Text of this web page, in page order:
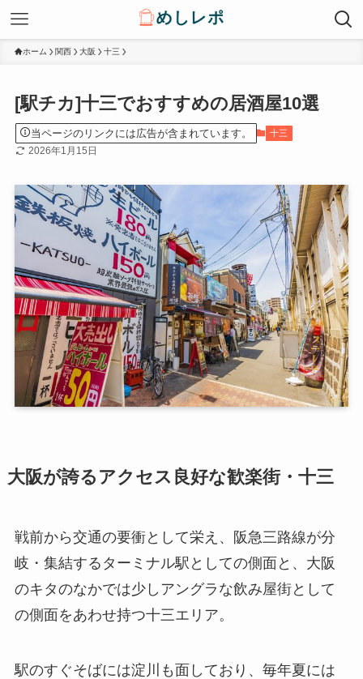
ホーム 関西 大阪 十三
[駅チカ]十三でおすすめの居酒屋10選
当ページのリンクには広告が含まれています。 十三
2026年1月15日
大阪が誇るアクセス良好な歓楽街・十三
戦前から交通の要衝として栄え、阪急三路線が分
岐・集結するターミナル駅としての側面と、大阪
のキタのなかでは少しアングラな飲み屋街として
の側面をあわせ持つ十三エリア。
駅のすぐそばには淀川も面しており、毎年夏には